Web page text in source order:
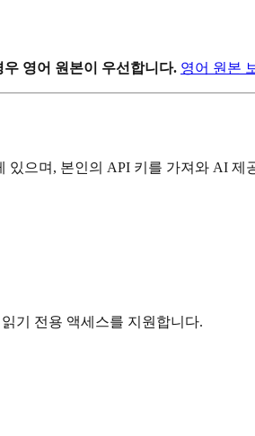
영어 원본이 우선합니다. 영어 원본
으며, 본인의 API 키를 가져와 AI 제
기 전용 액세스를 지원합니다.